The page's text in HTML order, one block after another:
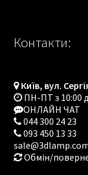
Контакти:
Київ, вул.
ПН-ПТ з 10:00
ОНЛАЙН ЧАТ
044 300 24 23
093 450 13 33
Обмін/